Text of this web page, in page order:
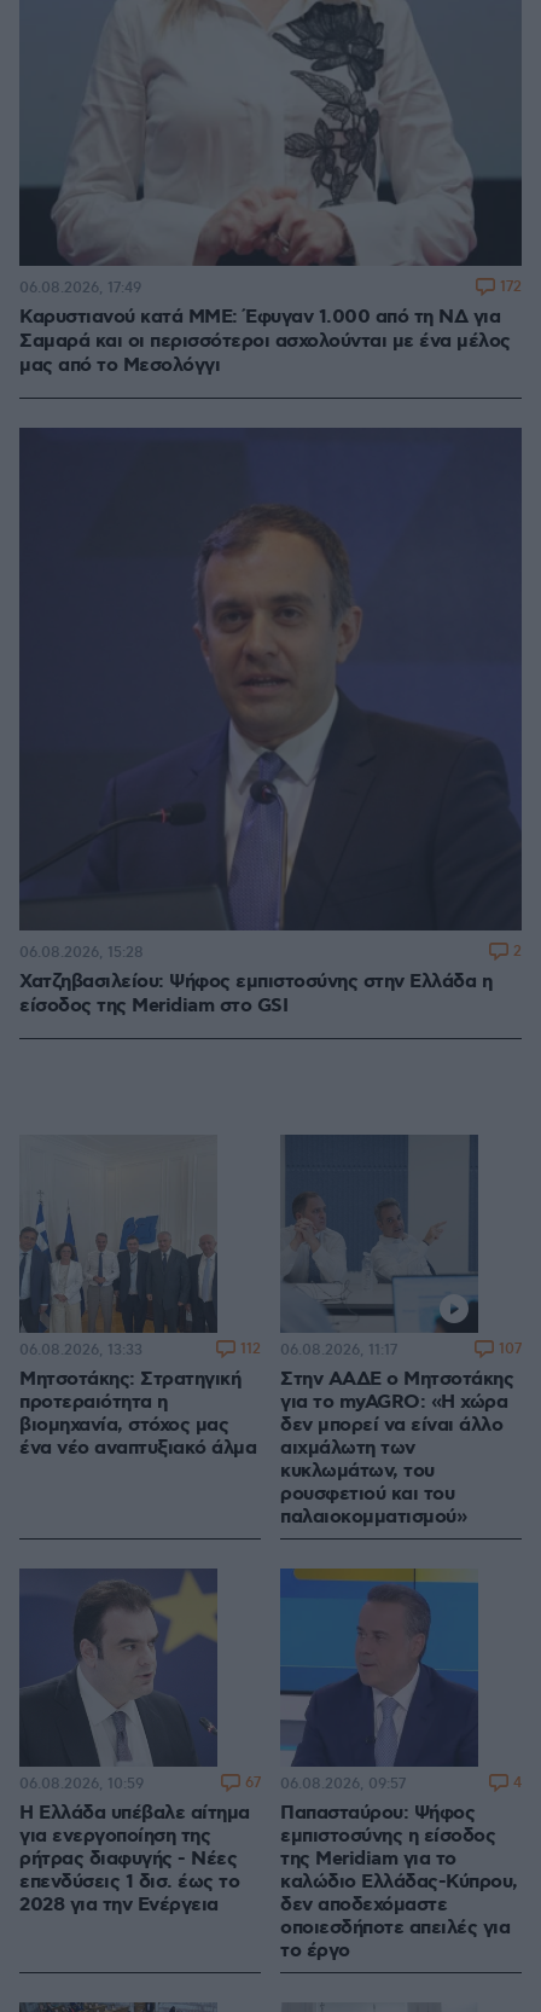
Καρυστιανού κατά ΜΜΕ: Έφυγαν 1.000 από τη ΝΔ για
Σαμαρά και οι περισσότεροι ασχολούνται με ένα μέλος
μας από το Μεσολόγγι
06.08.2026, 17:49 172
Χατζηβασιλείου: Ψήφος εμπιστοσύνης στην Ελλάδα η
είσοδος της Meridiam στο GSI
06.08.2026, 15:28 2
Μητσοτάκης: Στρατηγική
προτεραιότητα η
βιομηχανία, στόχος μας
ένα νέο αναπτυξιακό άλμα
06.08.2026, 13:33 112
Στην ΑΑΔΕ ο Μητσοτάκης
για το myAGRO: «Η χώρα
δεν μπορεί να είναι άλλο
αιχμάλωτη των
κυκλωμάτων, του
ρουσφετιού και του
παλαιοκομματισμού»
06.08.2026, 11:17 107
Η Ελλάδα υπέβαλε αίτημα
για ενεργοποίηση της
ρήτρας διαφυγής - Νέες
επενδύσεις 1 δισ. έως το
2028 για την Ενέργεια
06.08.2026, 10:59 67
Παπασταύρου: Ψήφος
εμπιστοσύνης η είσοδος
της Meridiam για το
καλώδιο Ελλάδας-Κύπρου,
δεν αποδεχόμαστε
οποιεσδήποτε απειλές για
το έργο
06.08.2026, 09:57 4